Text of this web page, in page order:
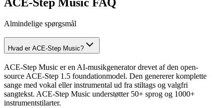
Almindelige spørgsmål
Hvad er ACE-Step Music?
ACE-Step Music er en AI-musikgenerator drevet af den open-
source ACE-Step 1.5 foundationmodel. Den genererer komplette
sange med vokal eller instrumental ud fra stiltags og valgfri
sangtekst. ACE-Step Music understøtter 50+ sprog og 1000+
instrumentstilarter.